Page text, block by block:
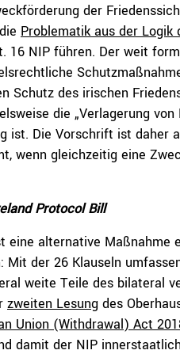
der
Problematik aus der Logik
16 NIP führen. Der weit
Schutz des irischen
die „Verlagerung
ist. Die Vorschrift ist daher
wenn gleichzeitig eine
Protocol Bill
eine alternative Maßnahme
Mit der 26 Klauseln
weite Teile des bilateral
zweiten Lesung des
Union (Withdrawal) Act
damit der NIP